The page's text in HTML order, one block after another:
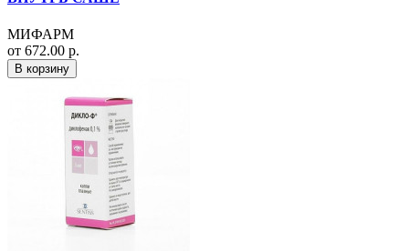
МИФАРМ
от 672.00 р.
В корзину